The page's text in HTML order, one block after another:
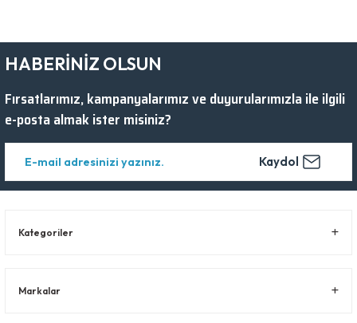
HABERİNİZ OLSUN
Fırsatlarımız, kampanyalarımız ve duyurularımızla ile ilgili
e-posta almak ister misiniz?
Kaydol
Kategoriler
Markalar